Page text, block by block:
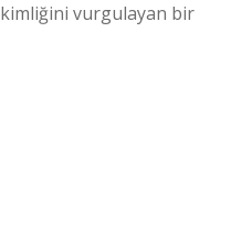
kimliğini vurgulayan bir